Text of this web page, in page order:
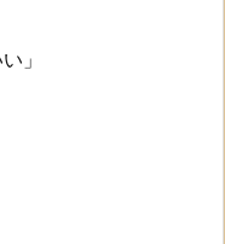
」